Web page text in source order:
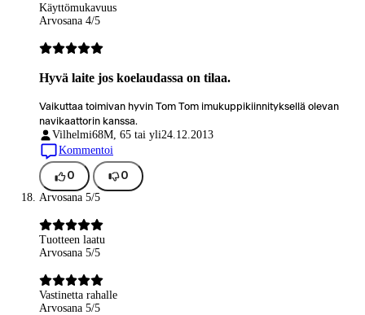
Käyttömukavuus
Arvosana 4/5
Hyvä laite jos koelaudassa on tilaa.
Vaikuttaa toimivan hyvin Tom Tom imukuppikiinnityksellä olevan
navikaattorin kanssa.
Vilhelmi68M, 65 tai yli24.12.2013
Kommentoi
0 0
Arvosana 5/5
Tuotteen laatu
Arvosana 5/5
Vastinetta rahalle
Arvosana 5/5